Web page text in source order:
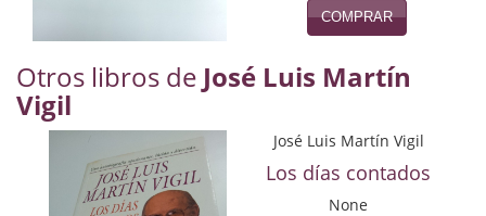
Novela romántica
Papás, Mamás, bebés...
COMPRAR
Otros libros de José Luis Martín
Vigil
José Luis Martín Vigil
Los días contados
None